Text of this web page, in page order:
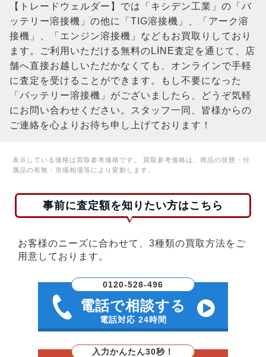
【トレードウェルダー】では「キシデン工業」の「バ
ッテリー溶接機」の他に「TIG溶接機」、「アーク溶
接機」、「エンジン溶接機」などもお買取りしており
ます。ご利用いただける無料のLINE査定を通じて、店
舗へ直接お越しいただかなくても、オンラインで手軽
に査定を受けることができます。もし不要になった
「バッテリー溶接機」がございましたら、どうぞ気軽
にお問い合わせください。スタッフ一同、皆様からの
ご連絡を心よりお待ち申し上げております！
表示している価格は買取参考価格です。 買取参考価格は、商品の状態・付
属品の有無・市場相場等により変動します。
事前に査定額を知りたい方はこちら
お客様のニーズに合わせて、3種類の買取方法をご
用意しております。
0120-528-496
電話で相談する
電話対応 24時間
入力かんたん30秒！